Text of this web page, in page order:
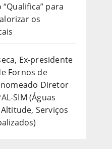
para
os
Ex-presidente
Fornos de
Diretor
SIM (Águas
Serviços